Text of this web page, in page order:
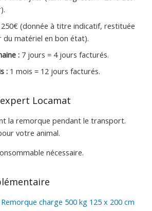
(donnée à titre indicatif, restituée
du matériel en bon état).
:7 jours = 4 jours facturés.
:1 mois = 12 jours facturés.
Locamat
la remorque pendant le transport.
votre animal.
nécessaire.
charge 500 kg 125 x 200 cm